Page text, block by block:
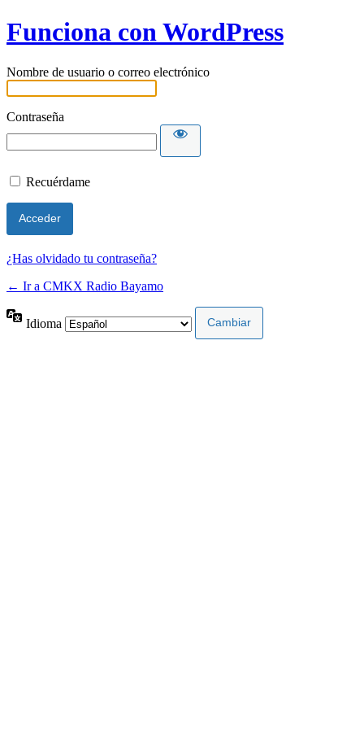
Funciona con WordPress
Nombre de usuario o correo electrónico
Contraseña
Recuérdame
¿Has olvidado tu contraseña?
← Ir a CMKX Radio Bayamo
Idioma